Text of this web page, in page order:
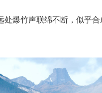
处爆竹声联绵不断，似乎